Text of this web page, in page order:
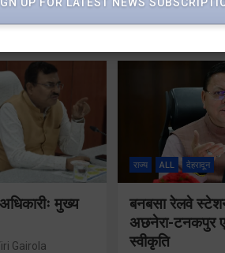
मुख्य
Gairola
राज्य ALL देहरादून
बनबसा रेलवे
अछनेरा-टनकपुर
स्वीकृति